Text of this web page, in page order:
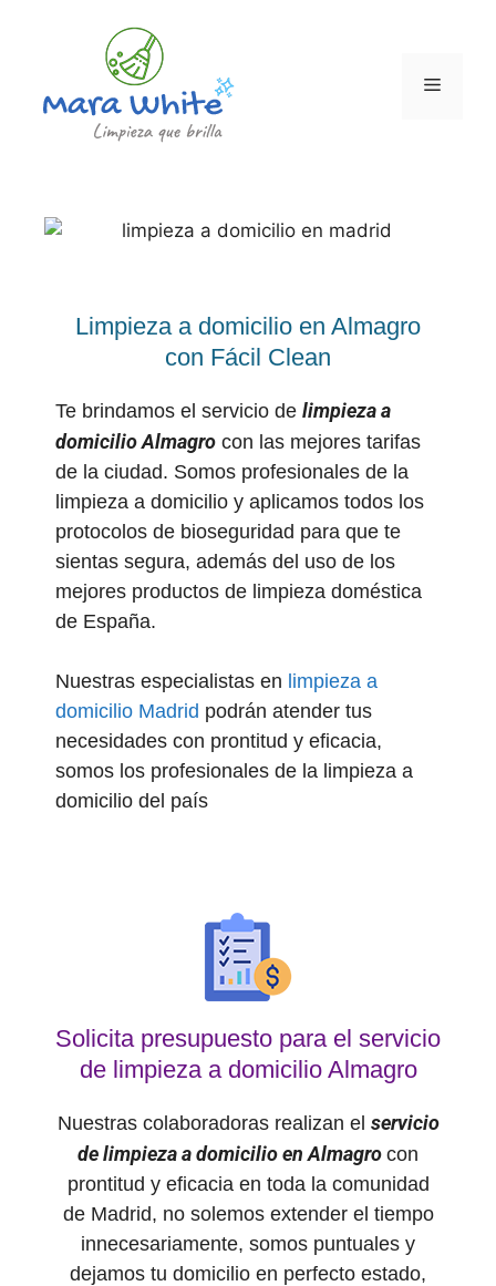
Limpieza a domicilio en Almagro
con Fácil Clean
Te brindamos el servicio de limpieza a
domicilioAlmagro con las mejores tarifas
de la ciudad. Somos profesionales de la
limpieza a domicilio y aplicamos todos los
protocolos de bioseguridad para que te
sientas segura, además del uso de los
mejores productos de limpieza doméstica
de España.
Nuestras especialistas en limpieza a
domicilio Madrid podrán atender tus
necesidades con prontitud y eficacia,
somos los profesionales de la limpieza a
domicilio del país
Solicita presupuesto para el servicio
de limpieza a domicilio Almagro
Nuestras colaboradoras realizan el servicio
de limpieza a domicilio en Almagro con
prontitud y eficacia en toda la comunidad
de Madrid, no solemos extender el tiempo
innecesariamente, somos puntuales y
dejamos tu domicilio en perfecto estado,